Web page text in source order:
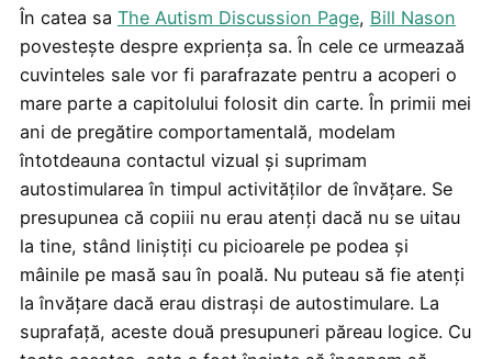
În catea sa The Autism Discussion Page, Bill Nason
povestește despre expriența sa. În cele ce urmeazaă
cuvinteles sale vor fi parafrazate pentru a acoperi o
mare parte a capitolului folosit din carte. În primii mei
ani de pregătire comportamentală, modelam
întotdeauna contactul vizual și suprimam
autostimularea în timpul activităților de învățare. Se
presupunea că copiii nu erau atenți dacă nu se uitau
la tine, stând liniștiți cu picioarele pe podea și
mâinile pe masă sau în poală. Nu puteau să fie atenți
la învățare dacă erau distrași de autostimulare. La
suprafață, aceste două presupuneri păreau logice. Cu